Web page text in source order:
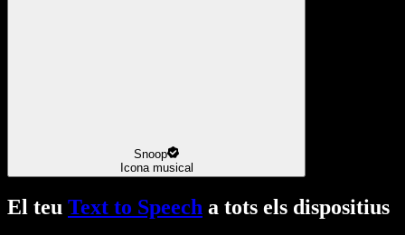
Snoop
Icona musical
El teu Text to Speech a tots els dispositius